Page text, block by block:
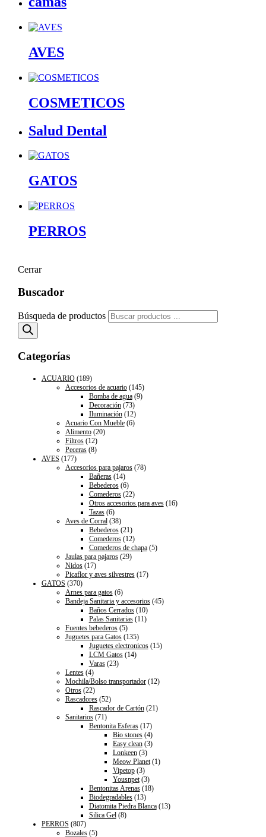
AVES
COSMETICOS
Salud Dental
GATOS
PERROS
Cerrar
Buscador
Búsqueda de productos
Categorías
ACUARIO (189)
Accesorios de acuario (145)
Bomba de agua (9)
Decoración (73)
Iluminación (12)
Acuario Con Mueble (6)
Alimento (20)
Filtros (12)
Peceras (8)
AVES (177)
Accesorios para pajaros (78)
Bañeras (14)
Bebederos (6)
Comederos (22)
Otros accesorios para aves (16)
Tazas (6)
Aves de Corral (38)
Bebederos (21)
Comederos (12)
Comederos de chapa (5)
Jaulas para pajaros (29)
Nidos (17)
Picaflor y aves silvestres (17)
GATOS (370)
Arnes para gatos (6)
Bandeja Sanitaria y accesorios (45)
Baños Cerrados (10)
Palas Sanitarias (11)
Fuentes bebederos (5)
Juguetes para Gatos (135)
Juguetes electronicos (15)
LCM Gatos (14)
Varas (23)
Lentes (4)
Mochila/Bolso transportador (12)
Otros (22)
Rascadores (52)
Rascador de Cartón (21)
Sanitarios (71)
Bentonita Esferas (17)
Bio stones (4)
Easy clean (3)
Lonkeen (3)
Meow Planet (1)
Vipetop (3)
Yousnpet (3)
Bentonitas Arenas (18)
Biodegradables (13)
Diatomita Piedra Blanca (13)
Silica Gel (8)
PERROS (807)
Bozales (5)